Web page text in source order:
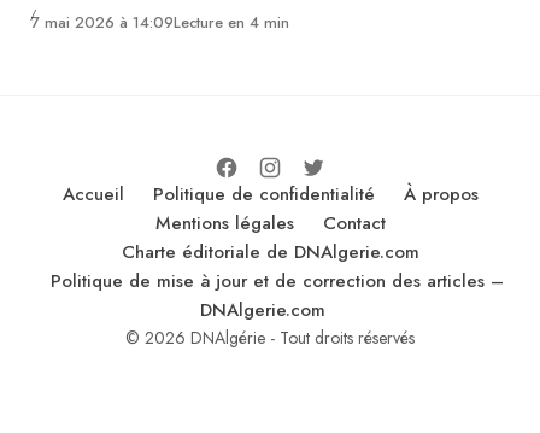
7 mai 2026 à 14:09Lecture en 4 min
Accueil Politique de confidentialité
À propos
Mentions légales
Contact
Charte éditoriale de DNAlgerie.com
Politique de mise à jour et de correction des articles –
DNAlgerie.com
© 2026 DNAlgérie - Tout droits réservés